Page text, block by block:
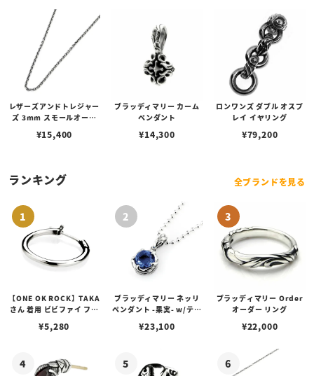
レザーズアンドトレジャー
ズ 3mm スモールオーバ
ブスタークラスプ＆LTロ
¥15,400
ブラッディマリー カーム
ペンダント
¥14,300
ロンワンズ ダブル オスプ
レイ イヤリング
¥79,200
ランキング 全ブランドを見る
【ONE OK ROCK】TAKA
さん 着用 ビビファイ フー
¥5,280
ブラッディマリー ネッリ
ペンダント -果実- w/ティ
¥23,100
ブラッディマリー Order
オーダー リング
¥22,000